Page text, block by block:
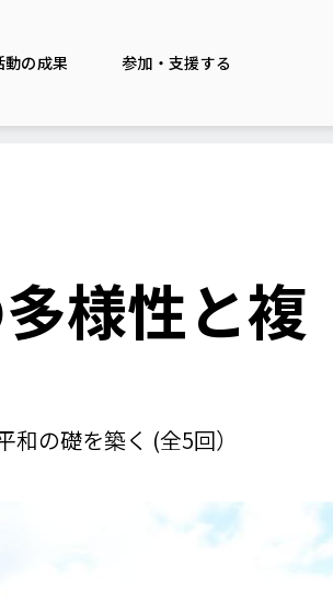
動の成果 参加・支援する
様性と複
の礎を築く (全5回）